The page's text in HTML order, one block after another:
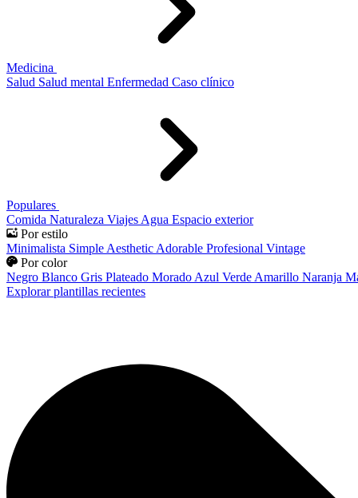
Medicina
Salud Salud mental Enfermedad Caso clínico
Populares
Comida Naturaleza Viajes Agua Espacio exterior
Por estilo
Minimalista Simple Aesthetic Adorable Profesional Vintage
Por color
Negro Blanco Gris Plateado Morado Azul Verde Amarillo Naranja
Explorar plantillas recientes